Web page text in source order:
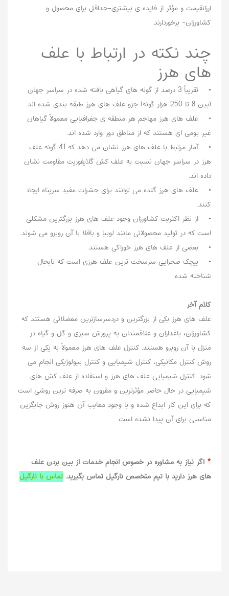
ارزانقیمت و مؤثر از فایده ی بیشتری-حداقل برای محصول و
کشاورزان- برخوردارند.
چند نکته در ارتباط با علف
های هرز
• تقریباً 3 درصد از گونه های گیاهی یافته شده در سراسر جهان
(بین 8 تا 250 هزار گونه) جزو علف های هرز طبقه بندی شده اند.
• علف های هرز مهاجم هر منطقه ی جغرافیایی معمولاً گیاهان
غیر بومی ای هستند که از مناطق دور وارد شده اند.
• آمار مرتبط با علف های هرز نشان می دهد که 41 گونه علف
هرز در سراسر جهان نسبت به علف کش گلایفوزیت مقاومت نشان
داده اند.
• علف های هرز گلده می توانند برای حشرات مفید سرپناه ایجاد
کنند.
• از نظر اکثریت کشاورزان وجود علف های هرز بزرگترین مشکلی
است که در تولید محصولاتی مانند لوبیا و باقلا با آن روبرو می شوند.
• بعضی از علف های هرز خوراکی هستند.
• پیچک صحرایی سرسخت ترین علف هرزی است که تابحال
شناخته شده.
کلام آخر
علف های هرز یکی از بزرگترین و دردسرسازترین معضلاتی هستند که
کشاورزان، باغداران و علاقمندان به پرورش سبزی و گل و گیاه در
منزل با آن روبرو هستند. کنترل علف های هرز معمولاً به یکی از سه
روش کنترل مکانیکی، کنترل شیمیایی و کنترل بیولوژیکی انجام می
شود. کنترل شیمیایی علف های هرز و استفاده از علف کش های
شیمیایی در حال حاضر مؤثرترین و مقرون به صرفه ترین روشی است
که برای این کار ابداع شده و با وجود معایب آن هنوز روش جایگزین
مناسبی برای آن پیدا نشده است.
* اگر نیاز به مشاوره در خصوص انجام خدمات از بین بردن علف
های هرز دارید با تیم متخصص نارگیل تماس بگیرید. تماس با نارگیل